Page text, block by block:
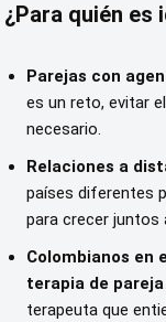
¿Para quién
Parejas con
es un reto, evitar
necesario.
Relaciones a
países diferentes
para crecer juntos
Colombianos en
terapia de
terapeuta que